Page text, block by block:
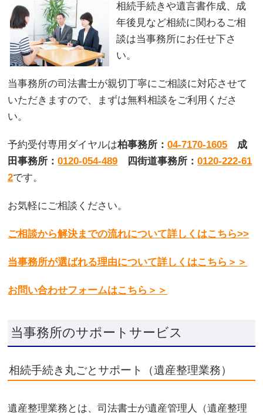
相続手続きや遺言書作成、成
年後見など相続に関わるご相
談は当事務所にお任せ下さ
い。
当事務所の司法書士が親切丁寧にご相談に対応させて
いただきますので、まずは無料相談をご利用くださ
い。
予約受付専用ダイヤルは柏事務所：04-7170-1605
成
田事務所：0120-054-489 四街道事務所：0120-222-61
2です。
お気軽にご相談ください。
ご相談から解決までの流れについて詳しくはこちら>>
当事務所が選ばれる理由について詳しくはこちら＞＞
お問い合わせフォームはこちら＞＞
当事務所のサポートサービス
相続手続き丸ごとサポート（遺産整理業務）
遺産整理業務とは、司法書士が遺産管理人（遺産整理